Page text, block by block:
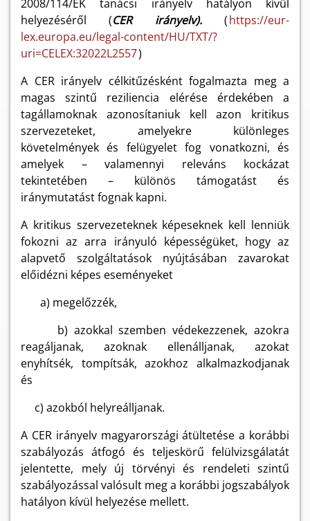
2008/114/EK tanácsi irányelv hatályon kívül
helyezéséről (CER irányelv).(https://eur-
lex.europa.eu/legal-content/HU/TXT/?
uri=CELEX:32022L2557)
A CER irányelv célkitűzésként fogalmazta meg a
magas szintű reziliencia elérése érdekében a
tagállamoknak azonosítaniuk kell azon kritikus
szervezeteket, amelyekre különleges
követelmények és felügyelet fog vonatkozni, és
amelyek – valamennyi releváns kockázat
tekintetében – különös támogatást és
iránymutatást fognak kapni.
A kritikus szervezeteknek képeseknek kell lenniük
fokozni az arra irányuló képességüket, hogy az
alapvető szolgáltatások nyújtásában zavarokat
előidézni képes eseményeket
a) megelőzzék,
b) azokkal szemben védekezzenek, azokra
reagáljanak, azoknak ellenálljanak, azokat
enyhítsék, tompítsák, azokhoz alkalmazkodjanak
és
c) azokból helyreálljanak.
A CER irányelv magyarországi átültetése a korábbi
szabályozás átfogó és teljeskörű felülvizsgálatát
jelentette, mely új törvényi és rendeleti szintű
szabályozással valósult meg a korábbi jogszabályok
hatályon kívül helyezése mellett.